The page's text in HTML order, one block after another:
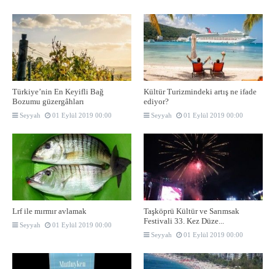
Türkiye’nin En Keyifli Bağ
Bozumu güzergâhları
Seyyah 01 Eylül 2019 00:00
Kültür Turizmindeki artış ne ifade
ediyor?
Seyyah 01 Eylül 2019 00:00
Lrf ile mırmır avlamak
Seyyah 01 Eylül 2019 00:00
Taşköprü Kültür ve Sarımsak
Festivali 33. Kez Düze...
Seyyah 01 Eylül 2019 00:00